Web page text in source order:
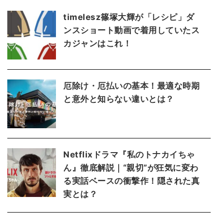
timelesz篠塚大輝が「レシピ」ダ
ンスショート動画で着用していたス
カジャンはこれ！
厄除け・厄払いの基本！最適な時期
と意外と知らない違いとは？
Netflixドラマ『私のトナカイちゃ
ん』徹底解説｜“親切”が狂気に変わ
る実話ベースの衝撃作！隠された真
実とは？